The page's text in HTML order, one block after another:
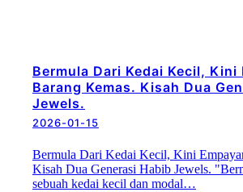
Bermula Dari Kedai Kecil, Kini
Barang Kemas. Kisah Dua
Jewels.
2026-01-15
Bermula Dari Kedai Kecil, Kini
Kisah Dua Generasi Habib Jewels.
sebuah kedai kecil dan modal…